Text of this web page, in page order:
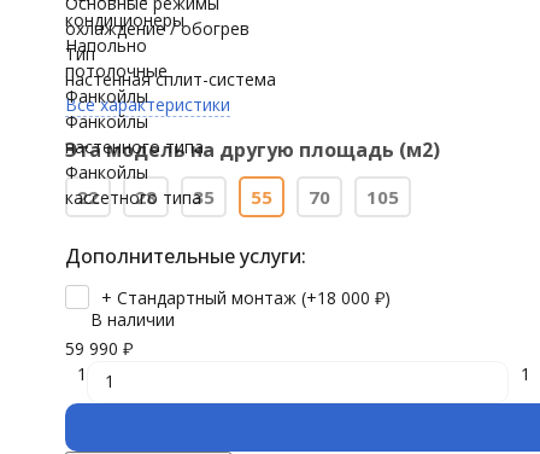
кондиционеры
Напольно
потолочные
Фанкойлы
Фанкойлы
настенного типа
Фанкойлы
кассетного типа
охлаждение / обогрев
Тип
настенная сплит-система
Все характеристики
Эта модель на другую площадь (м2)
22 28 35 55 70 105
Дополнительные услуги:
+ Стандартный монтаж (+18 000 ₽)
В наличии
59 990 ₽
1
1